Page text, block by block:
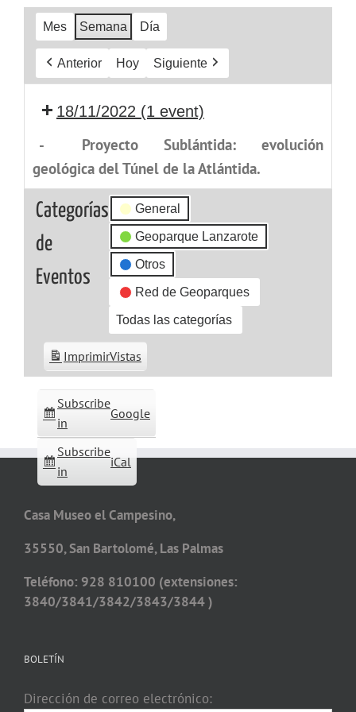
Mes Semana Día
Anterior Hoy Siguiente
18/11/2022 (1 event)
-
Proyecto Sublántida: evolución
geológica del Túnel de la Atlántida.
Categorías
de
Eventos
General
Geoparque Lanzarote
Otros
Red de Geoparques
Todas las categorías
Subscribe
in
Google
Subscribe
in
iCal
ImprimirVistas
Casa Museo el Campesino,
35550, San Bartolomé, Las Palmas
Teléfono: 928 810100 (extensiones:
3840/3841/3842/3843/3844 )
BOLETÍN
Dirección de correo electrónico: